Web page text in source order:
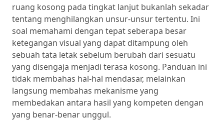
ruang kosong pada tingkat lanjut bukanlah sekadar
tentang menghilangkan unsur-unsur tertentu. Ini
soal memahami dengan tepat seberapa besar
ketegangan visual yang dapat ditampung oleh
sebuah tata letak sebelum berubah dari sesuatu
yang disengaja menjadi terasa kosong. Panduan ini
tidak membahas hal-hal mendasar, melainkan
langsung membahas mekanisme yang
membedakan antara hasil yang kompeten dengan
yang benar-benar unggul.